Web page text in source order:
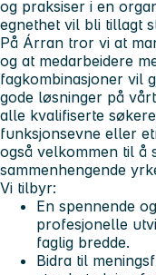
og praksiser i en
egnethet vil bli tillagt
På Árran tror vi at
og at medarbeidere
fagkombinasjoner vil
gode løsninger på
alle kvalifiserte
funksjonsevne eller
også velkommen til å
sammenhengende
Vi tilbyr:
En spennende
profesjonelle
faglig bredde.
Bidra til